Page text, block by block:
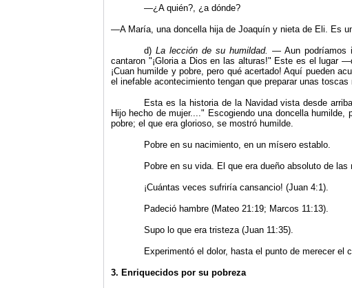
—¿A quién?, ¿a dónde?
—A María, una doncella hija de Joaquín y nieta de Eli. Es
d)La lección de su humildad. — Aun podríamos
cantaron "¡Gloria a Dios en las alturas!" Este es el lugar
¡Cuan humilde y pobre, pero qué acertado! Aquí pueden
el inefable acontecimiento tengan que preparar unas
Esta es la historia de la Navidad vista desde
Hijo hecho de mujer...." Escogiendo una doncella
pobre; el que era glorioso, se mostró humilde.
Pobre en su nacimiento, en un mísero establo.
Pobre en su vida. El que era dueño absoluto de
¡Cuántas veces sufriría cansancio! (Juan 4:1).
Padeció hambre (Mateo 21:19; Marcos 11:13).
Supo lo que era tristeza (Juan 11:35).
Experimentó el dolor, hasta el punto de merecer el
3. Enriquecidos por su pobreza